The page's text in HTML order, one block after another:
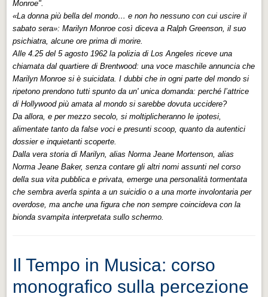
Monroe".
«La donna più bella del mondo… e non ho nessuno con cui uscire il
sabato sera»: Marilyn Monroe così diceva a Ralph Greenson, il suo
psichiatra, alcune ore prima di morire.
Alle 4.25 del 5 agosto 1962 la polizia di Los Angeles riceve una
chiamata dal quartiere di Brentwood: una voce maschile annuncia che
Marilyn Monroe si è suicidata. I dubbi che in ogni parte del mondo si
ripetono prendono tutti spunto da un' unica domanda: perché l’attrice
di Hollywood più amata al mondo si sarebbe dovuta uccidere?
Da allora, e per mezzo secolo, si moltiplicheranno le ipotesi,
alimentate tanto da false voci e presunti scoop, quanto da autentici
dossier e inquietanti scoperte.
Dalla vera storia di Marilyn, alias Norma Jeane Mortenson, alias
Norma Jeane Baker, senza contare gli altri nomi assunti nel corso
della sua vita pubblica e privata, emerge una personalità tormentata
che sembra averla spinta a un suicidio o a una morte involontaria per
overdose, ma anche una figura che non sempre coincideva con la
bionda svampita interpretata sullo schermo.
Il Tempo in Musica: corso
monografico sulla percezione